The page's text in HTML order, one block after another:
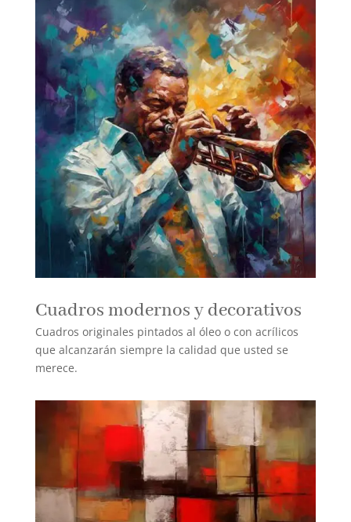
Cuadros modernos y decorativos
Cuadros originales pintados al óleo o con acrílicos
que alcanzarán siempre la calidad que usted se
merece.